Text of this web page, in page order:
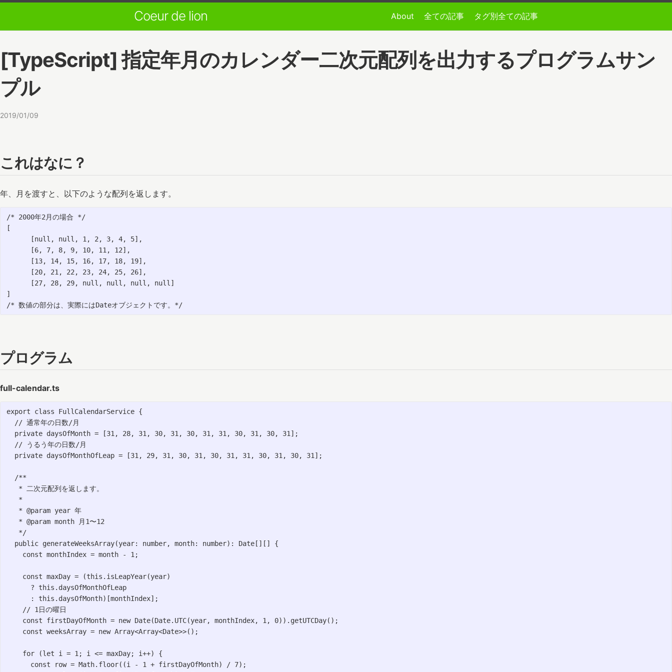
Coeur de lion About 全ての記事 タグ別全ての記事
[TypeScript] 指定年月のカレンダー二次元配列を出力するプログラムサン
プル
2019/01/09
これはなに？
年、月を渡すと、以下のような配列を返します。
/* 2000年2月の場合 */
[
      [null, null, 1, 2, 3, 4, 5],
      [6, 7, 8, 9, 10, 11, 12],
      [13, 14, 15, 16, 17, 18, 19],
      [20, 21, 22, 23, 24, 25, 26],
      [27, 28, 29, null, null, null, null]
]
プログラム
full-calendar.ts
export class FullCalendarService {
  // 通常年の日数/月
  private daysOfMonth = [31, 28, 31, 30, 31, 30, 31, 31, 30, 31, 30, 31];
  // うるう年の日数/月
  private daysOfMonthOfLeap = [31, 29, 31, 30, 31, 30, 31, 31, 30, 31, 30, 31];
  /**
   * 二次元配列を返します。
   *
   * @param year 年
   * @param month 月1〜12
   */
  public generateWeeksArray(year: number, month: number): Date[][] {
    const monthIndex = month - 1;
    const maxDay = (this.isLeapYear(year)
      ? this.daysOfMonthOfLeap
      : this.daysOfMonth)[monthIndex];
    // 1日の曜日
    const firstDayOfMonth = new Date(Date.UTC(year, monthIndex, 1, 0)).getUTCDay();
    const weeksArray = new Array<Array<Date>>();
    for (let i = 1; i <= maxDay; i++) {
      const row = Math.floor((i - 1 + firstDayOfMonth) / 7);